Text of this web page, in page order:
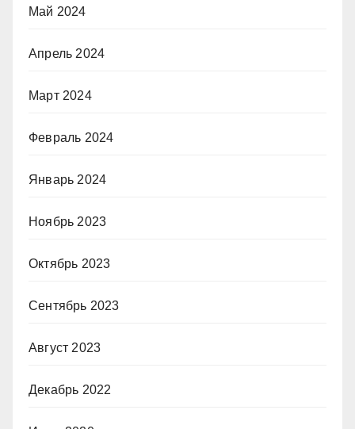
Май 2024
Апрель 2024
Март 2024
Февраль 2024
Январь 2024
Ноябрь 2023
Октябрь 2023
Сентябрь 2023
Август 2023
Декабрь 2022